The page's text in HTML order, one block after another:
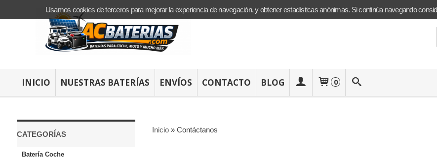
INICIO NUESTRAS BATERÍAS ENVÍOS CONTACTO BLOG 0
CATEGORÍAS
Batería Coche
Inicio» Contáctanos
Usamos cookies de terceros para mejorar la experiencia de navegación, y obtener estadísticas anónimas. Si continúa navegando